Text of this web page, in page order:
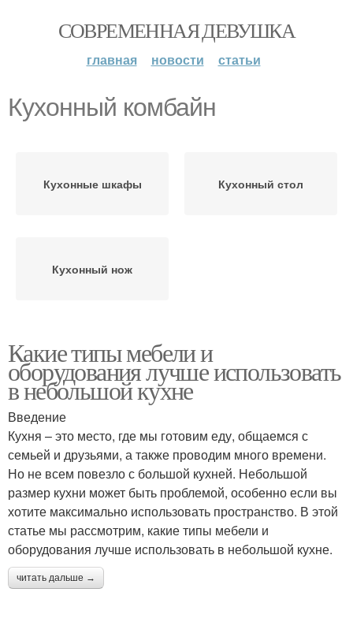
СОВРЕМЕННАЯ ДЕВУШКА
главная новости статьи
Кухонный комбайн
Кухонные шкафы Кухонный стол
Кухонный нож
Какие типы мебели и
оборудования лучше использовать
в небольшой кухне
Введение
Кухня – это место, где мы готовим еду, общаемся с
семьей и друзьями, а также проводим много времени.
Но не всем повезло с большой кухней. Небольшой
размер кухни может быть проблемой, особенно если вы
хотите максимально использовать пространство. В этой
статье мы рассмотрим, какие типы мебели и
оборудования лучше использовать в небольшой кухне.
читать дальше →